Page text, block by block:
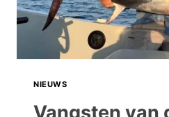
NIEUWS
Vangsten van